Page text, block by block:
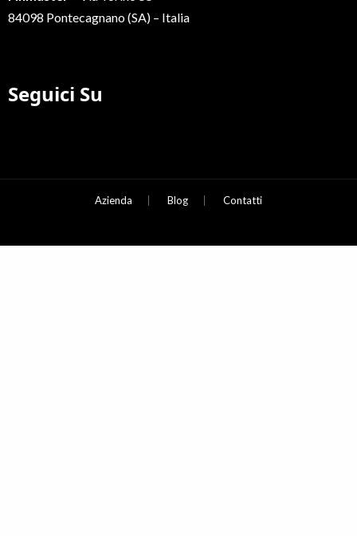
84098 Pontecagnano (SA) – Italia
Seguici Su
Azienda Blog Contatti